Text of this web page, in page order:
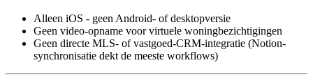
Alleen iOS - geen Android- of desktopversie
Geen video-opname voor virtuele woningbezichtigingen
Geen directe MLS- of vastgoed-CRM-integratie (Notion-
synchronisatie dekt de meeste workflows)